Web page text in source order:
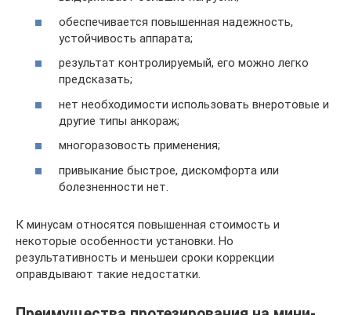
обеспечивается повышенная надежность,
устойчивость аппарата;
результат контролируемый, его можно легко
предсказать;
нет необходимости использовать внеротовые и
другие типы анкораж;
многоразовость применения;
привыкание быстрое, дискомфорта или
болезненности нет.
К минусам относятся повышенная стоимость и
некоторые особенности установки. Но
результативность и меньшеи сроки коррекции
оправдывают такие недостатки.